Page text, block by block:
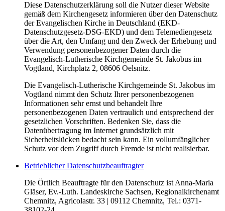
Diese Datenschutzerklärung soll die Nutzer dieser Website
gemäß dem Kirchengesetz informieren über den Datenschutz
der Evangelischen Kirche in Deutschland (EKD-
Datenschutzgesetz-DSG-EKD) und dem Telemediengesetz
über die Art, den Umfang und den Zweck der Erhebung und
Verwendung personenbezogener Daten durch die
Evangelisch-Lutherische Kirchgemeinde St. Jakobus im
Vogtland, Kirchplatz 2, 08606 Oelsnitz.
Die Evangelisch-Lutherische Kirchgemeinde St. Jakobus im
Vogtland nimmt den Schutz Ihrer personenbezogenen
Informationen sehr ernst und behandelt Ihre
personenbezogenen Daten vertraulich und entsprechend der
gesetzlichen Vorschriften. Bedenken Sie, dass die
Datenübertragung im Internet grundsätzlich mit
Sicherheitslücken bedacht sein kann. Ein vollumfänglicher
Schutz vor dem Zugriff durch Fremde ist nicht realisierbar.
Betrieblicher Datenschutzbeauftragter
Die Örtlich Beauftragte für den Datenschutz ist Anna-Maria
Gläser, Ev.-Luth. Landeskirche Sachsen, Regionalkirchenamt
Chemnitz, Agricolastr. 33 | 09112 Chemnitz, Tel.: 0371-